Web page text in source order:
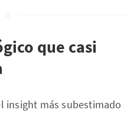
que casi
insight más subestimado